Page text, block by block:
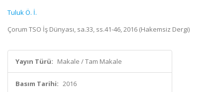
Tuluk Ö. İ.
Çorum TSO İş Dünyası, sa.33, ss.41-46, 2016 (Hakemsiz Dergi)
Yayın Türü: Makale / Tam Makale
Basım Tarihi: 2016